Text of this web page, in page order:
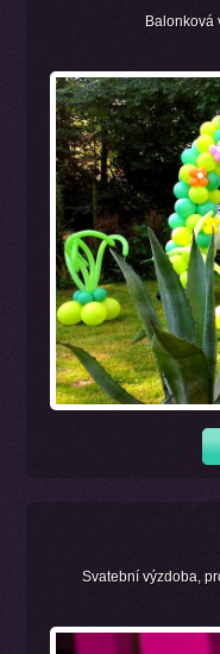
Balonková
Svatební výzdoba,